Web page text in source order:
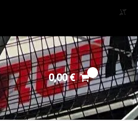
0,00€
X